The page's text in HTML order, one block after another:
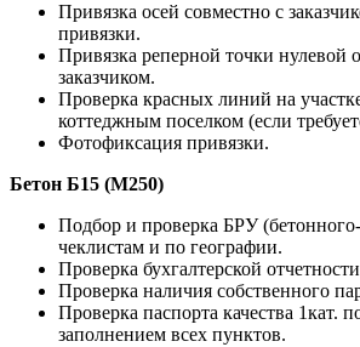
Привязка осей совместно с
привязки.
Привязка реперной точки нулевой
заказчиком.
Проверка красных линий на
коттеджным поселком (если
Фотофиксация привязки.
Бетон Б15 (М250)
Подбор и проверка БРУ
чеклистам и по географии.
Проверка бухгалтерской
Проверка наличия собственного
Проверка паспорта качества 1кат.
заполнением всех пунктов.